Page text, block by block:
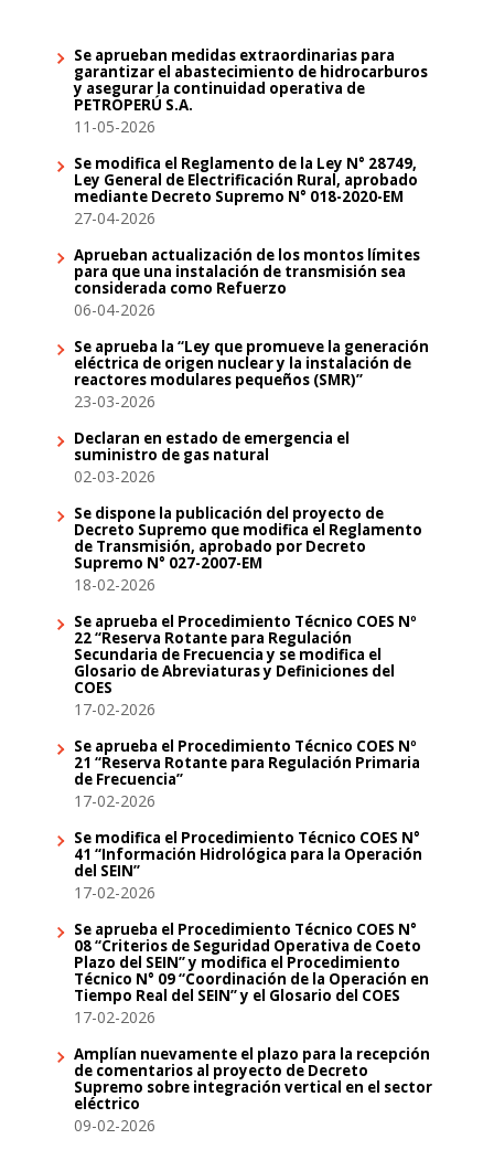
Se aprueban medidas extraordinarias para
garantizar el abastecimiento de hidrocarburos
y asegurar la continuidad operativa de
PETROPERÚ S.A.
11-05-2026
Se modifica el Reglamento de la Ley N° 28749,
Ley General de Electrificación Rural, aprobado
mediante Decreto Supremo N° 018-2020-EM
27-04-2026
Aprueban actualización de los montos límites
para que una instalación de transmisión sea
considerada como Refuerzo
06-04-2026
Se aprueba la “Ley que promueve la generación
eléctrica de origen nuclear y la instalación de
reactores modulares pequeños (SMR)”
23-03-2026
Declaran en estado de emergencia el
suministro de gas natural
02-03-2026
Se dispone la publicación del proyecto de
Decreto Supremo que modifica el Reglamento
de Transmisión, aprobado por Decreto
Supremo N° 027-2007-EM
18-02-2026
Se aprueba el Procedimiento Técnico COES Nº
22 “Reserva Rotante para Regulación
Secundaria de Frecuencia y se modifica el
Glosario de Abreviaturas y Definiciones del
COES
17-02-2026
Se aprueba el Procedimiento Técnico COES Nº
21 “Reserva Rotante para Regulación Primaria
de Frecuencia”
17-02-2026
Se modifica el Procedimiento Técnico COES N°
41 “Información Hidrológica para la Operación
del SEIN”
17-02-2026
Se aprueba el Procedimiento Técnico COES N°
08 “Criterios de Seguridad Operativa de Coeto
Plazo del SEIN” y modifica el Procedimiento
Técnico N° 09 “Coordinación de la Operación en
Tiempo Real del SEIN” y el Glosario del COES
17-02-2026
Amplían nuevamente el plazo para la recepción
de comentarios al proyecto de Decreto
Supremo sobre integración vertical en el sector
eléctrico
09-02-2026